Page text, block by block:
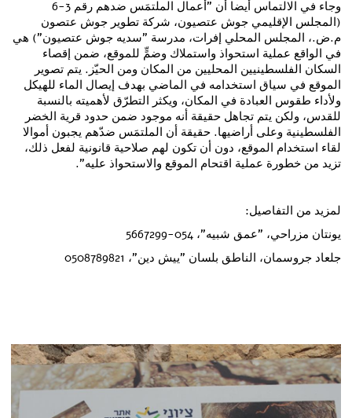
وجاء في الالتماس أيضا أن "أعمال الملتمَس ضدهم رقم 3-6
(المجلس الإقليمي جوش عتصيون، شركة تطوير جوش عتصون
م.ض.، المجلس المحلي إفرات، مدرسة "سديه جوش عتصيون") هي
في الواقع عملية استحواذ واستملاك وضمٍّ للموقع، ضمن إقصاء
السكان الفلسطينيين المحليين من المكان ومن الحيّز. يتم تصوير
الموقع في سياق استخدامه في الماضي بهدف إيصال الماء للهيكل
ولأداء طقوس العبادة في المكان، ويكثر التطرّق لأهميته بالنسبة
للقدس، ولكن يتم تجاهل حقيقة أنه موجود ضمن حدود قرية الخضر
الفلسطينية وعلى أراضيها. حقيقة أن الملتمَس ضدّهم يجبون أموالا
لقاء استخدام الموقع، دون أن تكون لهم صلاحية قانونية لفعل ذلك،
تزيد من خطورة عملية اقتحام الموقع والاستحواذ عليه".
لمزيد من التفاصيل:
يونتان مزراحي، "عمق شبيه"، 054-5667299
جلعاد جروسمان، الناطق بلسان "ييش دين"، 0508789821